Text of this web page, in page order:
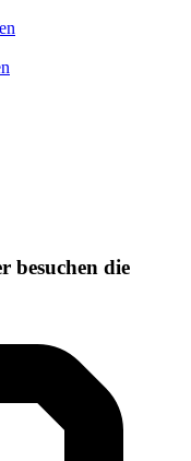
besuchen die